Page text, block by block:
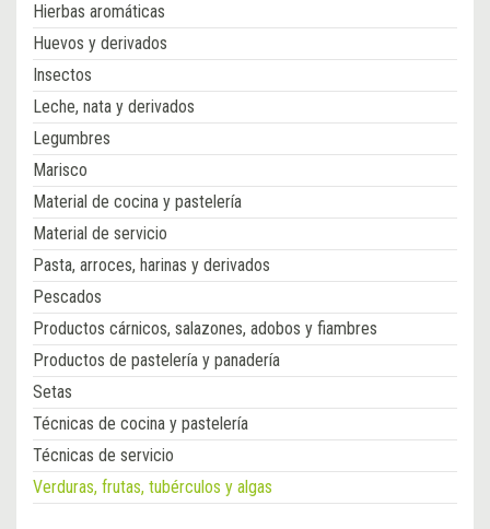
Hierbas aromáticas
Huevos y derivados
Insectos
Leche, nata y derivados
Legumbres
Marisco
Material de cocina y pastelería
Material de servicio
Pasta, arroces, harinas y derivados
Pescados
Productos cárnicos, salazones, adobos y fiambres
Productos de pastelería y panadería
Setas
Técnicas de cocina y pastelería
Técnicas de servicio
Verduras, frutas, tubérculos y algas